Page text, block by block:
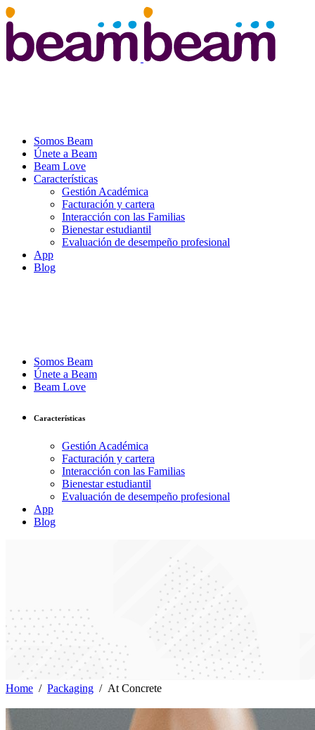
Somos Beam
Únete a Beam
Beam Love
Características
Gestión Académica
Facturación y cartera
Interacción con las Familias
Bienestar estudiantil
Evaluación de desempeño profesional
App
Blog
Somos Beam
Únete a Beam
Beam Love
Características
Gestión Académica
Facturación y cartera
Interacción con las Familias
Bienestar estudiantil
Evaluación de desempeño profesional
App
Blog
Home / Packaging / At Concrete